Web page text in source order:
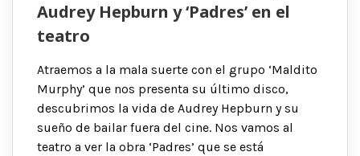
Audrey Hepburn y ‘Padres’ en el
teatro
Atraemos a la mala suerte con el grupo ‘Maldito
Murphy’ que nos presenta su último disco,
descubrimos la vida de Audrey Hepburn y su
sueño de bailar fuera del cine. Nos vamos al
teatro a ver la obra ‘Padres’ que se está